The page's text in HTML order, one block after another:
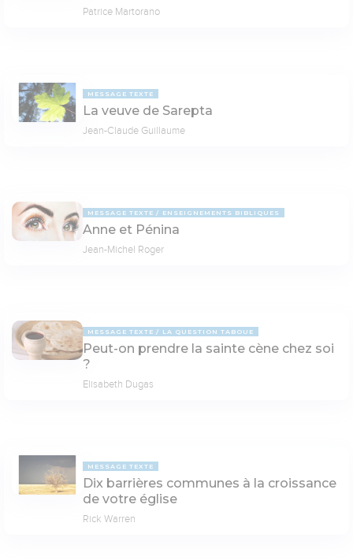
Patrice Martorano
MESSAGE TEXTE
La veuve de Sarepta
Jean-Claude Guillaume
MESSAGE TEXTE ENSEIGNEMENTS BIBLIQUES
Anne et Pénina
Jean-Michel Roger
MESSAGE TEXTE LA QUESTION TABOUE
Peut-on prendre la sainte cène chez soi
?
Elisabeth Dugas
MESSAGE TEXTE
Dix barrières communes à la croissance
de votre église
Rick Warren